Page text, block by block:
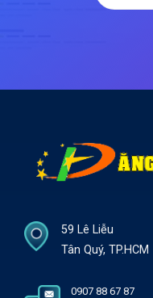
59 Lê Liễu
Tân Quý, TP.HCM
0907 88 67 87